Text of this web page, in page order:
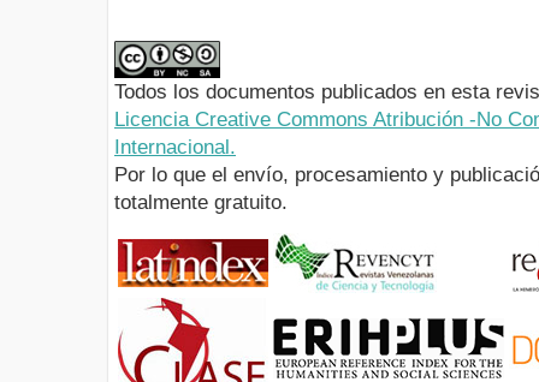
Todos los documentos publicados en esta
Licencia Creative Commons Atribución -No
Internacional.
Por lo que el envío, procesamiento y
totalmente gratuito.